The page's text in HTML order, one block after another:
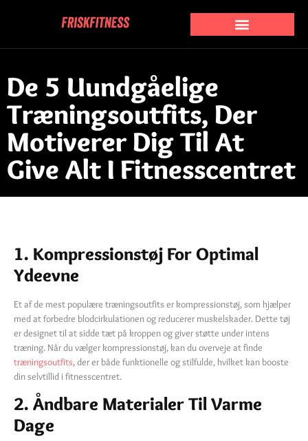
De 5 Uundgåelige
Træningsoutfits, Der
Motiverer Dig Til At
Give Alt I Fitnesscentret
1. Kompressionstøj For Optimal
Ydeevne
Et af de mest populære træningsoutfits er kompressionstøj, som hjælper
med at forbedre blodcirkulationen og reducerer muskelskader. Dette tøj
er designet til at sidde tæt på kroppen og giver støtte under intens
træning. Når du vælger kompressionstøj, kan du overveje at finde
træningsoutfits, der er både funktionelle og stilfulde, hvilket kan booste
din selvtillid i fitnesscentret.
2. Åndbare Materialer Til Varme
Dage